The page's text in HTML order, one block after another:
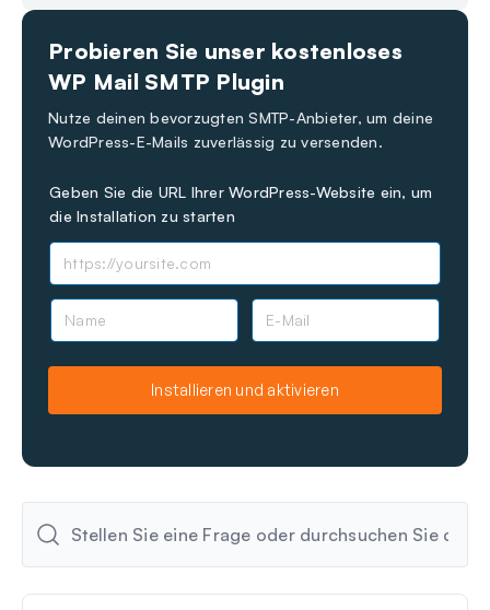
Immer noch festgefahren?
Zuletzt aktualisiert am 04. Apr. 2025
Probieren Sie unser kostenloses
WP Mail SMTP Plugin
Nutze deinen bevorzugten SMTP-Anbieter, um deine
WordPress-E-Mails zuverlässig zu versenden.
Geben Sie die URL Ihrer WordPress-Website ein, um
die Installation zu starten
N
E
Installieren und aktivieren